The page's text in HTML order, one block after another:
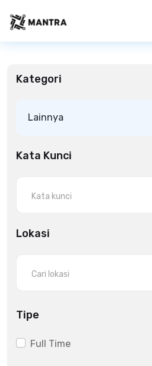
Kategori
Lainnya
Kata Kunci
Lokasi
Tipe
Full Time